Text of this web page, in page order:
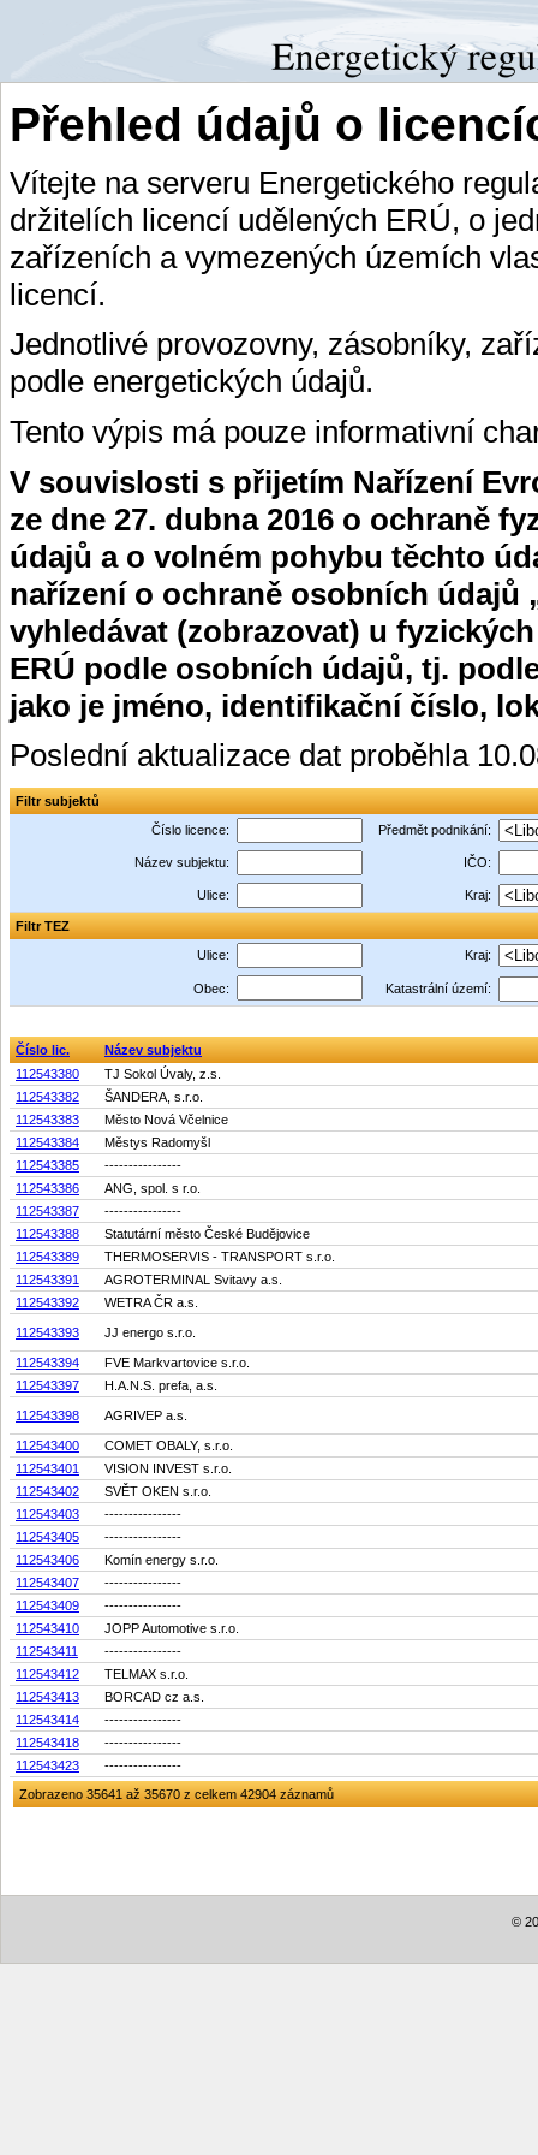
Přehled údajů o
Vítejte na serveru Energetického
držitelích licencí udělených ERÚ, o
zařízeních a vymezených územích
licencí.
Jednotlivé provozovny, zásobníky,
podle energetických údajů.
Tento výpis má pouze informativní
V souvislosti s přijetím Nařízení
ze dne 27. dubna 2016 o ochraně
údajů a o volném pohybu těchto
nařízení o ochraně osobních údajů
vyhledávat (zobrazovat) u
ERÚ podle osobních údajů, tj.
jako je jméno, identifikační číslo,
Poslední aktualizace dat proběhla
Filtr subjektů
Číslo licence:
Předmět podnikání:
Název subjektu: IČO:
Ulice: Kraj:
Filtr TEZ
Ulice:
Kraj:
Obec: Katastrální území:
Číslo lic.
Název subjektu
112543380
TJ Sokol Úvaly, z.s.
112543382
ŠANDERA, s.r.o.
112543383
Město Nová Včelnice
112543384
Městys Radomyšl
112543385
----------------
112543386
ANG, spol. s r.o.
112543387
----------------
112543388
Statutární město České Budějovice
112543389
THERMOSERVIS - TRANSPORT s.r.o.
112543391
AGROTERMINAL Svitavy a.s.
112543392
WETRA ČR a.s.
112543393 JJ energo s.r.o.
112543394
FVE Markvartovice s.r.o.
112543397
H.A.N.S. prefa, a.s.
112543398 AGRIVEP a.s.
112543400
COMET OBALY, s.r.o.
112543401
VISION INVEST s.r.o.
112543402
SVĚT OKEN s.r.o.
112543403
----------------
112543405
----------------
112543406
Komín energy s.r.o.
112543407
----------------
112543409
----------------
112543410
JOPP Automotive s.r.o.
112543411
----------------
112543412
TELMAX s.r.o.
112543413
BORCAD cz a.s.
112543414
----------------
112543418
----------------
112543423
----------------
Zobrazeno 35641 až 35670 z celkem 42904 záznamů
©